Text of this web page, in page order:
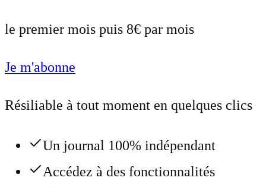
le premier mois puis 8€ par mois
Je m'abonne
Résiliable à tout moment en quelques clics
Un journal 100% indépendant
Accédez à des fonctionnalités